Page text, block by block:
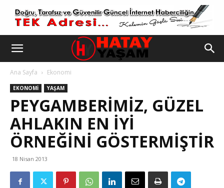
Ana Sayfa Ekonomi
EKONOMI YAŞAM
PEYGAMBERİMİZ, GÜZEL
AHLAKIN EN İYİ
ÖRNEĞİNİ GÖSTERMİŞTİR
18 Nisan 2013